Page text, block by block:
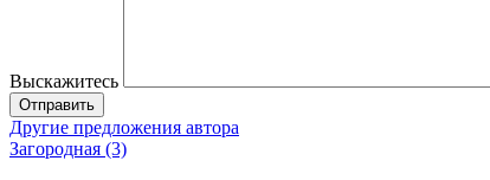
Выскажитесь
Отправить
Другие предложения автора
Загородная (3)